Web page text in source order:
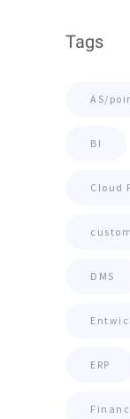
Tags
AS/
BI
Cloud
custom
DMS
ERP